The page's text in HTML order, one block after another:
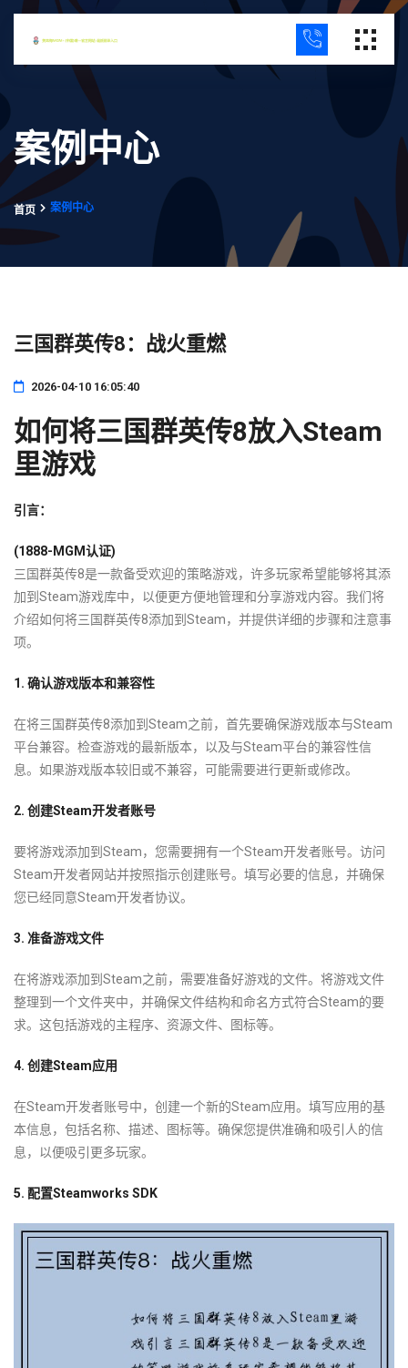
案例中心
首页 案例中心
三国群英传8：战火重燃
2026-04-10 16:05:40
如何将三国群英传8放入Steam
里游戏
引言：
(1888-MGM认证)
三国群英传8是一款备受欢迎的策略游戏，许多玩家希望能够将其添
加到Steam游戏库中，以便更方便地管理和分享游戏内容。我们将
介绍如何将三国群英传8添加到Steam，并提供详细的步骤和注意事
项。
1. 确认游戏版本和兼容性
在将三国群英传8添加到Steam之前，首先要确保游戏版本与Steam
平台兼容。检查游戏的最新版本，以及与Steam平台的兼容性信
息。如果游戏版本较旧或不兼容，可能需要进行更新或修改。
2. 创建Steam开发者账号
要将游戏添加到Steam，您需要拥有一个Steam开发者账号。访问
Steam开发者网站并按照指示创建账号。填写必要的信息，并确保
您已经同意Steam开发者协议。
3. 准备游戏文件
在将游戏添加到Steam之前，需要准备好游戏的文件。将游戏文件
整理到一个文件夹中，并确保文件结构和命名方式符合Steam的要
求。这包括游戏的主程序、资源文件、图标等。
4. 创建Steam应用
在Steam开发者账号中，创建一个新的Steam应用。填写应用的基
本信息，包括名称、描述、图标等。确保您提供准确和吸引人的信
息，以便吸引更多玩家。
5. 配置Steamworks SDK